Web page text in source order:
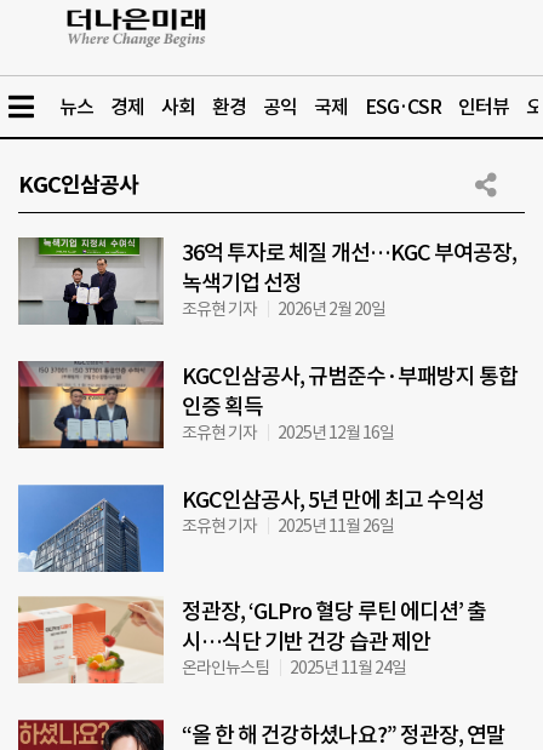
뉴스 경제 사회 환경 공익 국제 ESG·CSR 인터뷰
KGC인삼공사
36억 투자로 체질 개선…KGC 부여공장,
녹색기업 선정
조유현 기자 2026년 2월 20일
KGC인삼공사, 규범준수·부패방지 통합
인증 획득
조유현 기자 2025년 12월 16일
KGC인삼공사, 5년 만에 최고 수익성
조유현 기자 2025년 11월 26일
정관장, ‘GLPro 혈당 루틴 에디션’ 출
시…식단 기반 건강 습관 제안
온라인뉴스팀 2025년 11월 24일
“올 한 해 건강하셨나요?” 정관장, 연말